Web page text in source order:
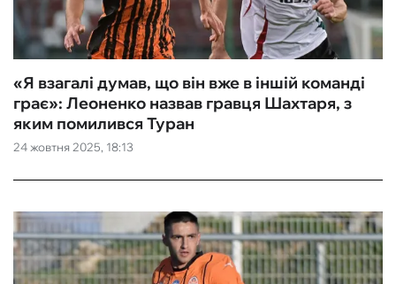
24 жовтня 2025, 18:13
«Я взагалі думав, що він вже в іншій команді
грає»: Леоненко назвав гравця Шахтаря, з
яким помилився Туран